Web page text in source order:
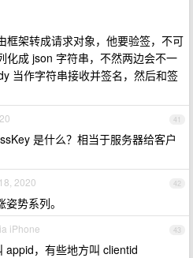
框架转成请求对象，他要验签，不可
化成 json 字符串，不然两边会不一
当作字符串接收并签名，然后和签
41
是什么？相当于服务器给客户
42
2020
势系列。
43
iPhone
appid，有些地方叫 clientid